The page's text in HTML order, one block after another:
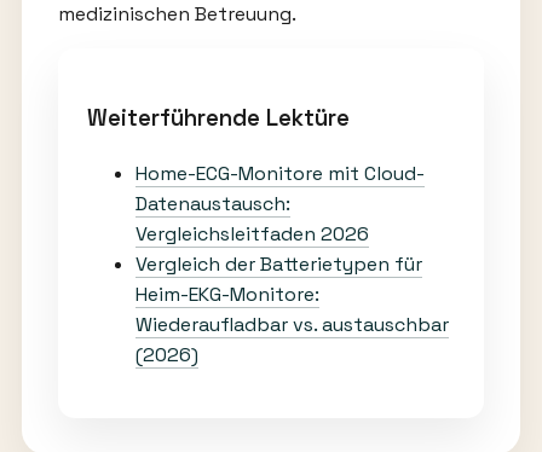
medizinischen Betreuung.
Weiterführende Lektüre
Home-ECG-Monitore mit Cloud-
Datenaustausch:
Vergleichsleitfaden 2026
Vergleich der Batterietypen für
Heim-EKG-Monitore:
Wiederaufladbar vs. austauschbar
(2026)